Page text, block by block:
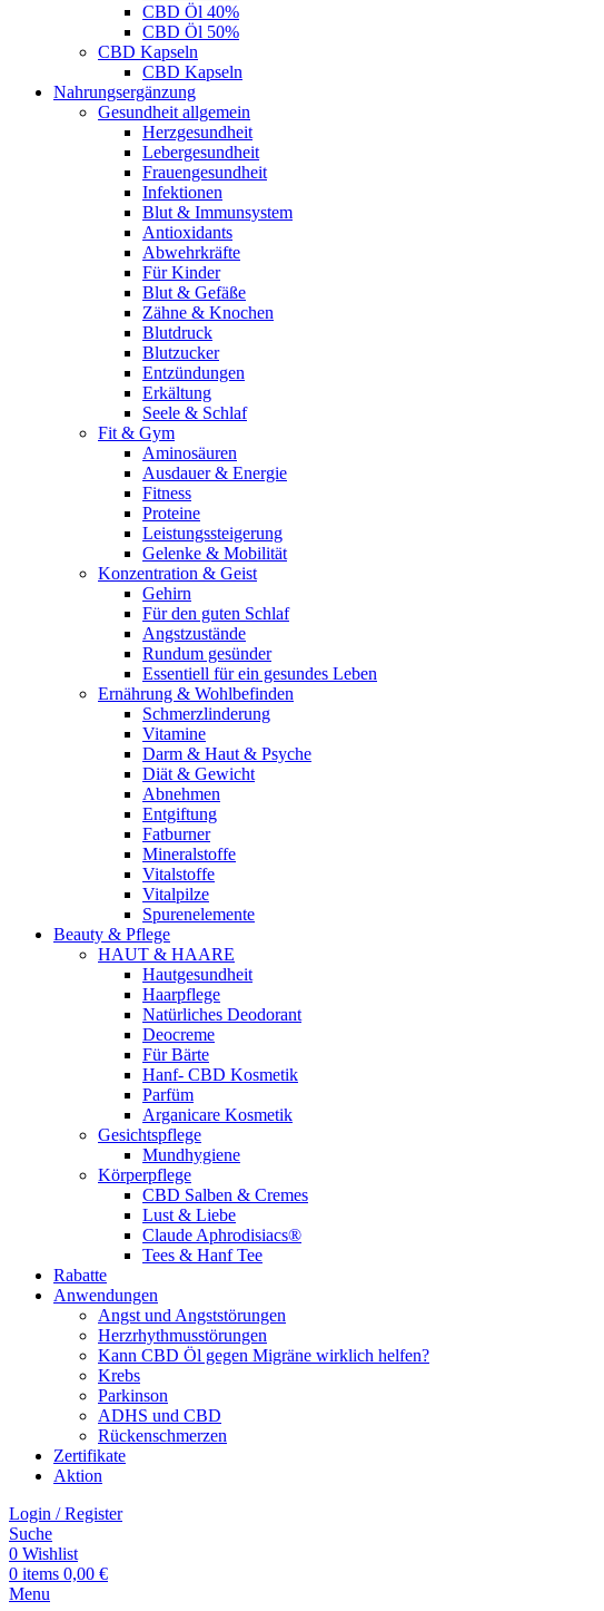
CBD Öl 40%
CBD Öl 50%
CBD Kapseln
CBD Kapseln
Nahrungsergänzung
Gesundheit allgemein
Herzgesundheit
Lebergesundheit
Frauengesundheit
Infektionen
Blut & Immunsystem
Antioxidants
Abwehrkräfte
Für Kinder
Blut & Gefäße
Zähne & Knochen
Blutdruck
Blutzucker
Entzündungen
Erkältung
Seele & Schlaf
Fit & Gym
Aminosäuren
Ausdauer & Energie
Fitness
Proteine
Leistungssteigerung
Gelenke & Mobilität
Konzentration & Geist
Gehirn
Für den guten Schlaf
Angstzustände
Rundum gesünder
Essentiell für ein gesundes Leben
Ernährung & Wohlbefinden
Schmerzlinderung
Vitamine
Darm & Haut & Psyche
Diät & Gewicht
Abnehmen
Entgiftung
Fatburner
Mineralstoffe
Vitalstoffe
Vitalpilze
Spurenelemente
Beauty & Pflege
HAUT & HAARE
Hautgesundheit
Haarpflege
Natürliches Deodorant
Deocreme
Für Bärte
Hanf- CBD Kosmetik
Parfüm
Arganicare Kosmetik
Gesichtspflege
Mundhygiene
Körperpflege
CBD Salben & Cremes
Lust & Liebe
Claude Aphrodisiacs®
Tees & Hanf Tee
Rabatte
Anwendungen
Angst und Angststörungen
Herzrhythmusstörungen
Kann CBD Öl gegen Migräne wirklich helfen?
Krebs
Parkinson
ADHS und CBD
Rückenschmerzen
Zertifikate
Aktion
Login / Register
Suche
0 Wishlist
0 items 0,00 €
Menu